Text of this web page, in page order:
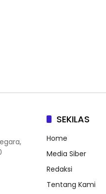
SEKILAS
Home
Media Siber
Redaksi
Tentang Kami